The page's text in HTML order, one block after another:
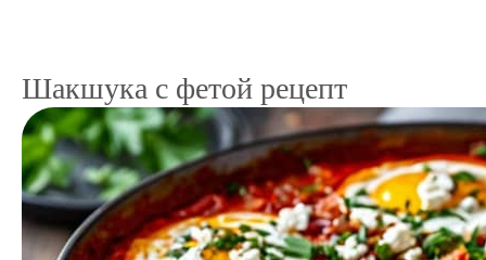
Шакшука с фетой рецепт